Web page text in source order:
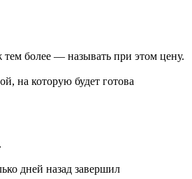
более — называть при этом цену.
на которую будет готова
дней назад завершил